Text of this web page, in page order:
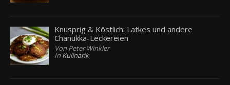
Knusprig & Köstlich: Latkes und andere
Chanukka-Leckereien
Von Peter Winkler
In Kulinarik